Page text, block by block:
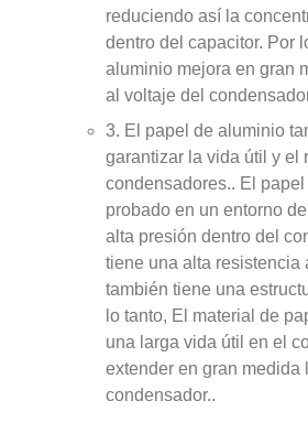
reduciendo así la
dentro del capacitor. Por
aluminio mejora en gran
al voltaje del
3. El papel de aluminio
garantizar la vida útil y el
condensadores.. El
probado en un entorno
alta presión dentro del
tiene una alta resistencia
también tiene una
lo tanto, El material de
una larga vida útil en el
extender en gran medida
condensador..